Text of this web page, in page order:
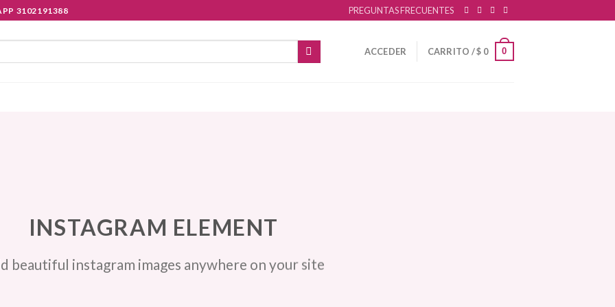
3102191388 PREGUNTAS FRECUENTES
ACCEDER CARRITO /$ 0 0
INSTAGRAM ELEMENT
beautiful instagram images anywhere on your site